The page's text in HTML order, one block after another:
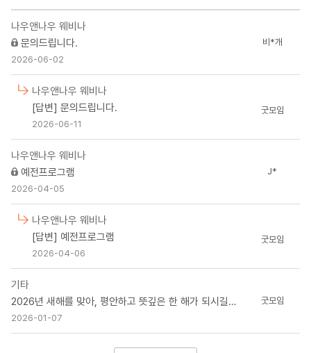
나우앤나우 웨비나
문의드립니다.
비*개
2026-06-02
나우앤나우 웨비나
[답변] 문의드립니다.
굿모임
2026-06-11
나우앤나우 웨비나
예전프로그램
J*
2026-04-05
나우앤나우 웨비나
[답변] 예전프로그램
굿모임
2026-04-06
기타
2026년 새해를 맞아, 평안하고 뜻깊은 한 해가 되시길 바랍니다. -굿모임
굿모임
2026-01-07